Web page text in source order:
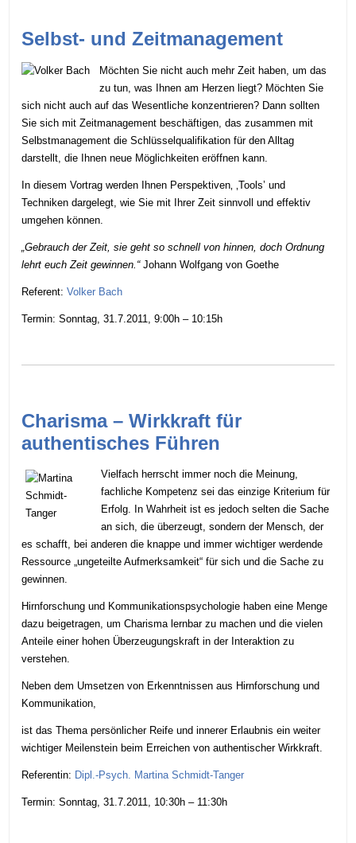
Selbst- und Zeitmanagement
Möchten Sie nicht auch mehr Zeit haben, um das
zu tun, was Ihnen am Herzen liegt? Möchten Sie
sich nicht auch auf das Wesentliche konzentrieren? Dann sollten
Sie sich mit Zeitmanagement beschäftigen, das zusammen mit
Selbstmanagement die Schlüsselqualifikation für den Alltag
darstellt, die Ihnen neue Möglichkeiten eröffnen kann.
In diesem Vortrag werden Ihnen Perspektiven‚ ‚Tools’ und
Techniken dargelegt, wie Sie mit Ihrer Zeit sinnvoll und effektiv
umgehen können.
„Gebrauch der Zeit, sie geht so schnell von hinnen, doch Ordnung
lehrt euch Zeit gewinnen.“Johann Wolfgang von Goethe
Referent:Volker Bach
Termin: Sonntag, 31.7.2011, 9:00h – 10:15h
Charisma – Wirkkraft für
authentisches Führen
Vielfach herrscht immer noch die Meinung,
fachliche Kompetenz sei das einzige Kriterium für
Erfolg. In Wahrheit ist es jedoch selten die Sache
an sich, die überzeugt, sondern der Mensch, der
es schafft, bei anderen die knappe und immer wichtiger werdende
Ressource „ungeteilte Aufmerksamkeit“ für sich und die Sache zu
gewinnen.
Hirnforschung und Kommunikationspsychologie haben eine Menge
dazu beigetragen, um Charisma lernbar zu machen und die vielen
Anteile einer hohen Überzeugungskraft in der Interaktion zu
verstehen.
Neben dem Umsetzen von Erkenntnissen aus Hirnforschung und
Kommunikation,
ist das Thema persönlicher Reife und innerer Erlaubnis ein weiter
wichtiger Meilenstein beim Erreichen von authentischer Wirkkraft.
Referentin: Dipl.-Psych. Martina Schmidt-Tanger
Termin: Sonntag, 31.7.2011, 10:30h – 11:30h